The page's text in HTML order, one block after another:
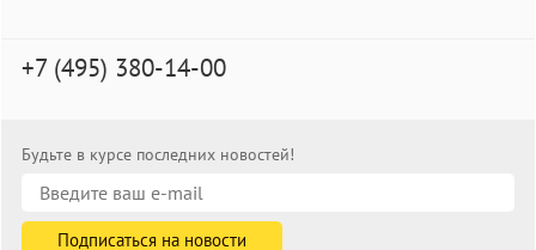
+7 (495) 380-14-00
Будьте в курсе последних новостей!